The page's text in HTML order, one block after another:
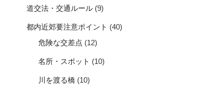
道交法・交通ルール (9)
都内近郊要注意ポイント (40)
危険な交差点 (12)
名所・スポット (10)
川を渡る橋 (10)